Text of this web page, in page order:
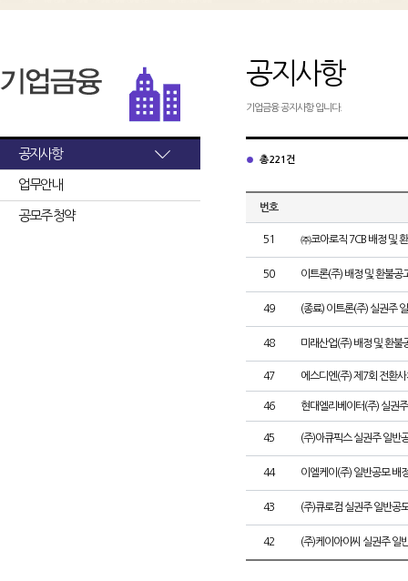
공지사항
업무안내
공모주 청약
공지사항
기업금융 공지사항 입니다.
총 221건
번호
51 ㈜코아로직 7CB 배정 및
50 이트론(주) 배정 및 환불공
49 (종료) 이트론(주) 실권주
48 미래산업(주) 배정 및 환불
47 에스디엔(주) 제7회 전환
46 현대엘리베이터(주) 실권
45 (주)아큐픽스 실권주 일반
44 이엘케이(주) 일반공모 배
43 (주)큐로컴 실권주 일반공
42 (주)케이아이씨 실권주 일